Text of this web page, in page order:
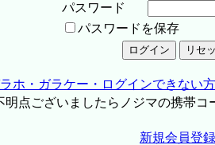
パスワード
パスワードを保存
ホ・ガラケー・ログインできない
点ございましたらノジマの携帯コ
新規会員登録